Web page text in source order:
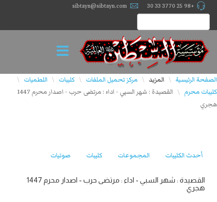
+98 25 3770 33 30
sibtayn@sibtayn.com
الصفحة الرئيسية \ المزيد \ مركز تحميل الملفات \ كليبات \ اللطميات \
كليبات محرم \
القصيدة : شهر السبي - اداء : مرتضى حرب - اصدار محرم 1447
هجري
أحدث الكليبات المجموعات كليبات صوتيات
القصيدة : شهر السبي - اداء : مرتضى حرب - اصدار محرم 1447
هجري